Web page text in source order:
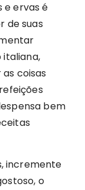
e ervas é
de suas
italiana,
coisas
bem
incremente
o